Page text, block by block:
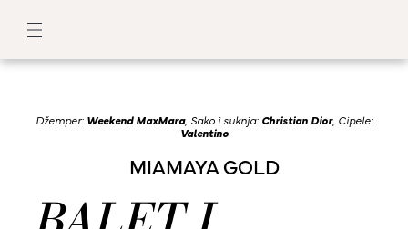
MIAMAYA GOLD
Džemper: Weekend MaxMara, Sako i suknja: Christian Dior, Cipele:
Valentino